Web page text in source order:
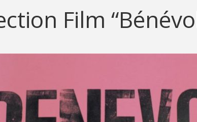
Film